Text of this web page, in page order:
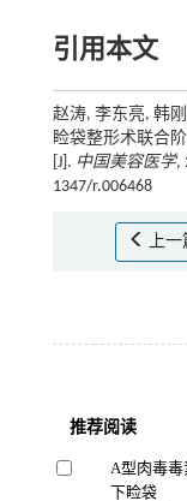
引用本文
赵涛, 李东亮, 韩
睑袋整形术联合
[J]. 中国美容医学,
1347/r.006468
上一